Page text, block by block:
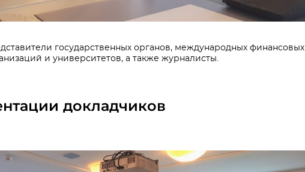
государственных органов, международных финансовых
и университетов, а также журналисты.
докладчиков